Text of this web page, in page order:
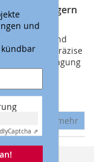
und
kündbar
Captcha ⇗
Nebenträgern
Haupt- und
sind eine präzise
Kraftübertragung
klassischen
mehr